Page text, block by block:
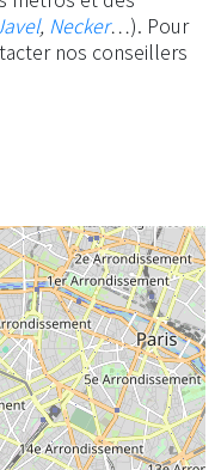
, Necker…). Pour
nos conseillers